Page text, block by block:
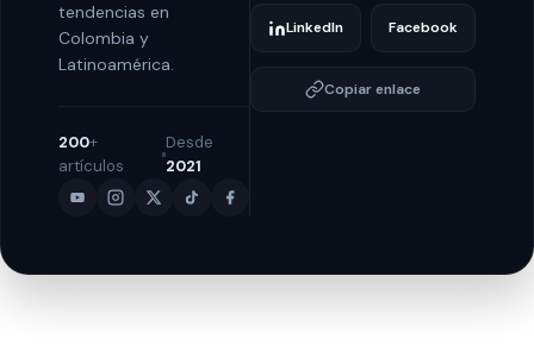
tendencias en
Colombia y
Latinoamérica.
200+
artículos
Desde
2021
LinkedIn Facebook
Copiar enlace